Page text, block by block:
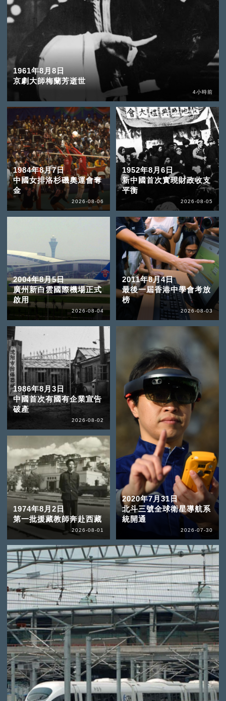
1961年8月8日
京劇大師梅蘭芳逝世
4小時前
1984年8月7日
中國女排洛杉磯奧運會奪
金
2026-08-06
1952年8月6日
新中國首次實現財政收支
平衡
2026-08-05
2004年8月5日
廣州新白雲國際機場正式
啟用
2026-08-04
2011年8月4日
最後一屆香港中學會考放
榜
2026-08-03
1986年8月3日
中國首次有國有企業宣告
破產
2026-08-02
1974年8月2日
第一批援藏教師奔赴西藏
2026-08-01
2020年7月31日
北斗三號全球衛星導航系
統開通
2026-07-30